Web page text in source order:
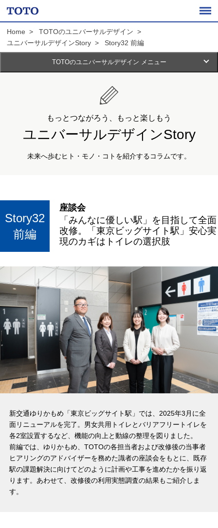
Home
TOTOのユニバーサルデザイン
ユニバーサルデザインStory
Story32 前編
TOTOのユニバーサルデザイン メニュー
子どもと暮らす住まい
こだわる大人の住まい
親を思う住まい
介護にやさしい住まい
みんなのホンネ
空間づくりのポイント
コーナー別配慮ポイント
ケーススタディ
UDを深めるトップ
UD関連データ
UDを届ける
UDを届けるトップ
ＵＤ配慮の啓発活動
法令・規格化への提言・情報発信
包装・説明書
人財育成
ショールーム
もっとつながろう、もっと楽しもう
ユニバーサルデザインStory
未来へ歩むヒト・モノ・コトを紹介するコラムです。
Story32
前編
座談会
「みんなに優しい駅」を目指して全面
改修。「東京ビッグサイト駅」安心実
現のカギはトイレの選択肢
新交通ゆりかもめ「東京ビッグサイト駅」では、2025年3月に全
面リニューアルを完了。男女共用トイレとバリアフリートイレを
各2室設置するなど、機能の向上と動線の整理を図りました。
前編では、ゆりかもめ、TOTOの各担当者および改修後の当事者
ヒアリングのアドバイザーを務めた識者の座談会をもとに、既存
駅の課題解決に向けてどのように計画や工事を進めたかを振り返
ります。あわせて、改修後の利用実態調査の結果もご紹介しま
す。